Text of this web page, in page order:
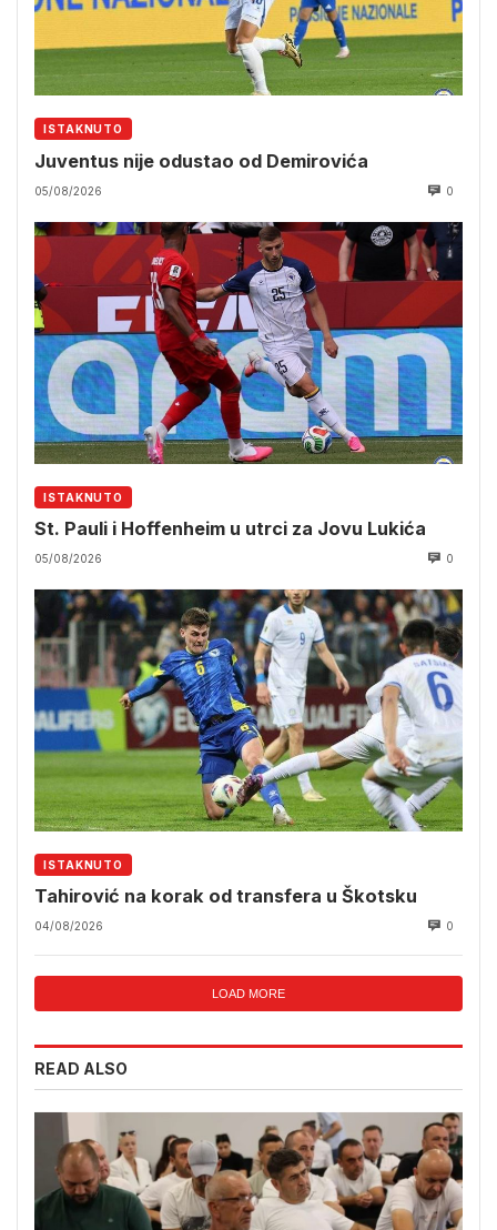
ISTAKNUTO
Juventus nije odustao od Demirovića
05/08/2026 0
ISTAKNUTO
St. Pauli i Hoffenheim u utrci za Jovu Lukića
05/08/2026 0
ISTAKNUTO
Tahirović na korak od transfera u Škotsku
04/08/2026 0
LOAD MORE
READ ALSO